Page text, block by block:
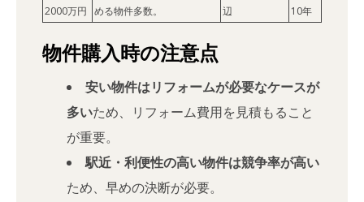
2000万円
める物件多数。
辺
10年
物件購入時の注意点
安い物件はリフォームが必要なケースが
多いため、リフォーム費用を見積もること
が重要。
駅近・利便性の高い物件は競争率が高い
ため、早めの決断が必要。